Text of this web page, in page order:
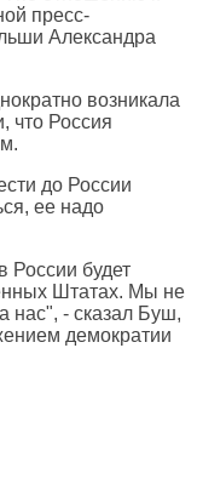
пресс-
Александра
возникала
что Россия
до России
ее надо
России будет
Штатах. Мы не
нас", - сказал Буш,
демократии